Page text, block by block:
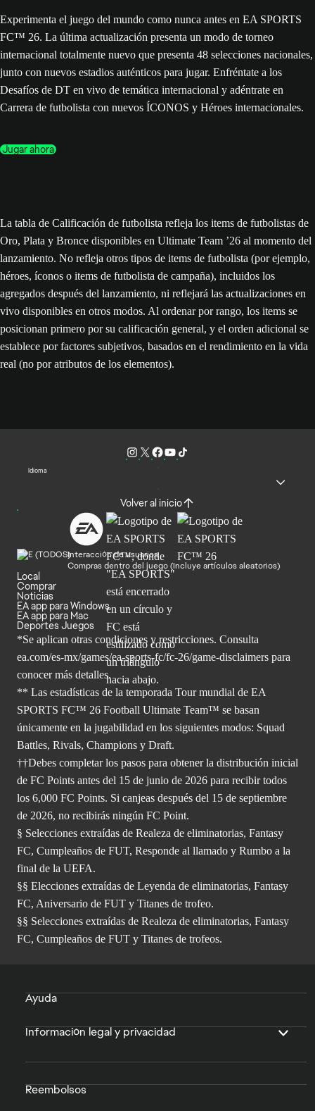
Experimenta el juego del mundo como nunca antes en EA SPORTS
FC™ 26. La última actualización presenta un modo de torneo
internacional totalmente nuevo que presenta 48 selecciones nacionales,
junto con nuevos estadios auténticos para jugar. Enfréntate a los
Desafíos de DT en vivo de temática internacional y adéntrate en
Carrera de futbolista con nuevos ÍCONOS y Héroes internacionales.
Jugar ahora
La tabla de Calificación de futbolista refleja los items de futbolistas de
Oro, Plata y Bronce disponibles en Ultimate Team ’26 al momento del
lanzamiento. No refleja otros tipos de items de futbolista (por ejemplo,
héroes, íconos o items de futbolista de campaña), incluidos los
agregados después del lanzamiento, ni reflejará las actualizaciones en
vivo disponibles en otros modos. Al ordenar por rango, los items se
posicionan primero por su calificación general, y el orden adicional se
establece por factores subjetivos, basados en el rendimiento en la vida
real (no por atributos de los elementos).
Idioma
Volver al inicio
Interacción de usuarios
Compras dentro del juego (Incluye artículos aleatorios)
Local
Comprar
Noticias
EA app para Windows
EA app para Mac
Deportes Juegos
*Se aplican otras condiciones y restricciones. Consulta
ea.com/es-mx/games/ea-sports-fc/fc-26/game-disclaimers para
conocer más detalles.
** Las estadísticas de la temporada Tour mundial de EA
SPORTS FC™ 26 Football Ultimate Team™ se basan
únicamente en la jugabilidad en los siguientes modos: Squad
Battles, Rivals, Champions y Draft.
††Debes completar los pasos para obtener la distribución inicial
de FC Points antes del 15 de junio de 2026 para recibir todos
los 6,000 FC Points. Si canjeas después del 15 de septiembre
de 2026, no recibirás ningún FC Point.
§ Selecciones extraídas de Realeza de eliminatorias, Fantasy
FC, Cumpleaños de FUT, Responde al llamado y Rumbo a la
final de la UEFA.
§§ Elecciones extraídas de Leyenda de eliminatorias, Fantasy
FC, Aniversario de FUT y Titanes de trofeo.
§§ Selecciones extraídas de Realeza de eliminatorias, Fantasy
FC, Cumpleaños de FUT y Titanes de trofeos.
Ayuda
Información legal y privacidad
Reembolsos